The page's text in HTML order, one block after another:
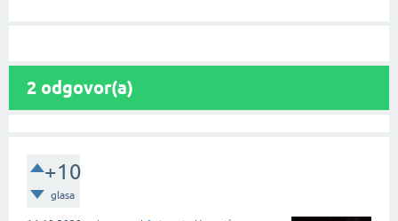
2 odgovor(a)
+10
glasa